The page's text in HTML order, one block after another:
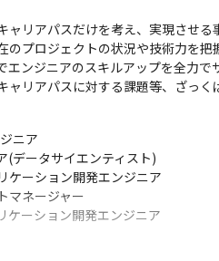
ャリアパスだけを考え、実現させ
のプロジェクトの状況や技術力を
ンジニアのスキルアップを全力で
リアパスに対する課題等、ざっく
ニア
(データサイエンティスト)
ケーション開発エンジニア
マネージャー
ケーション開発エンジニア